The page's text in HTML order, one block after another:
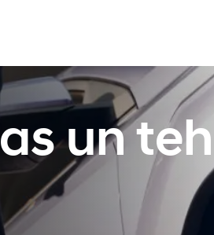
un